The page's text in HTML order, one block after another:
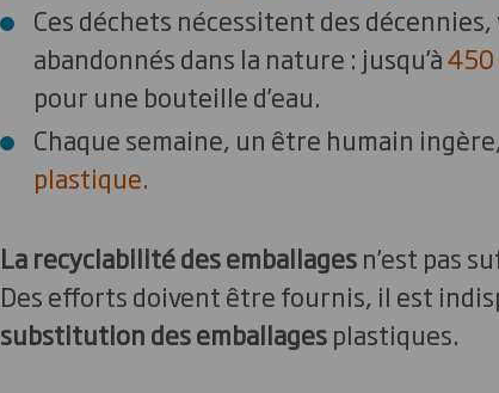
Ces déchets nécessitent des
abandonnés dans la nature : jusqu’à450
pour une bouteille d’eau.
Chaque semaine, un être humain
plastique.
La recyclabilité des emballagesn’est pas
Des efforts doivent être fournis, il est
substitution des emballagesplastiques.